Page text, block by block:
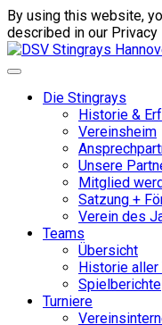
By using this website,
described in our Privacy
Die Stingrays
Historie &
Vereinsheim
Unsere
Mitglied
Satzung +
Verein des
Teams
Übersicht
Historie aller
Spielberichte
Turniere